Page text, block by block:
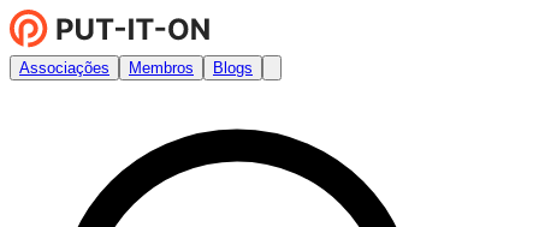
Associações Membros Blogs